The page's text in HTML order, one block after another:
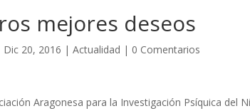
mejores deseos
Dic 20, 2016 |Actualidad | 0 Comentarios
Aragonesa para la Investigación Psíquica del